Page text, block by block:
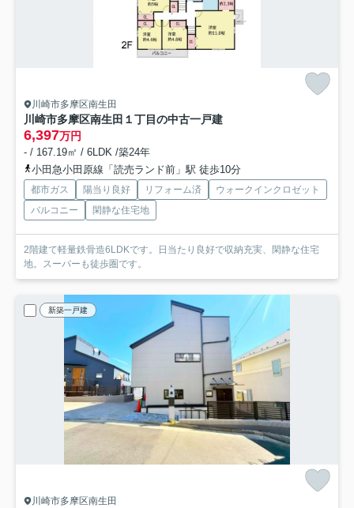
川崎市多摩区南生田
川崎市多摩区南生田１丁目の中古一戸建
6,397万円
- / 167.19㎡ / 6LDK /築24年
小田急小田原線「読売ランド前」駅 徒歩10分
都市ガス 陽当り良好 リフォーム済
ウォークインクロゼット
バルコニー
閑静な住宅地
2階建て軽量鉄骨造6LDKです。日当たり良好で収納充実、閑静な住宅
地。スーパーも徒歩圏です。
新築一戸建
川崎市多摩区南生田